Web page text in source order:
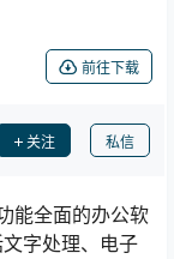
前往下载
关注 私信
能全面的办公软
字处理、电子